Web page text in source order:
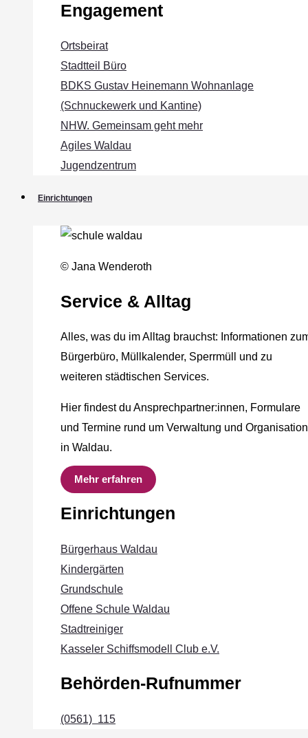
Engagement
Ortsbeirat
Stadtteil Büro
BDKS Gustav Heinemann Wohnanlage
(Schnuckewerk und Kantine)
NHW. Gemeinsam geht mehr
Agiles Waldau
Jugendzentrum
Einrichtungen
© Jana Wenderoth
Service & Alltag
Alles, was du im Alltag brauchst: Informationen
Bürgerbüro, Müllkalender, Sperrmüll und zu
weiteren städtischen Services.
Hier findest du Ansprechpartner:innen, Formulare
und Termine rund um Verwaltung und Organisation
in Waldau.
Mehr erfahren
Einrichtungen
Bürgerhaus Waldau
Kindergärten
Grundschule
Offene Schule Waldau
Stadtreiniger
Kasseler Schiffsmodell Club e.V.
Behörden-Rufnummer
(0561) 115